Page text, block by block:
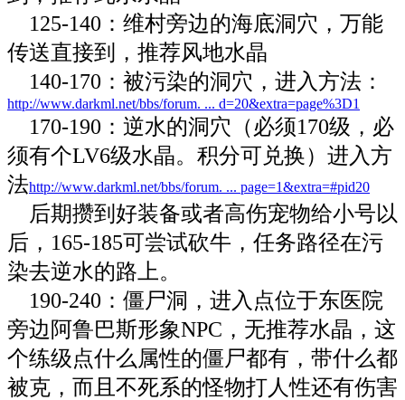
125-140：维村旁边的海底洞穴，万能
传送直接到，推荐风地水晶
140-170：被污染的洞穴，进入方法：
http://www.darkml.net/bbs/forum. ... d=20&extra=page%3D1
170-190： 逆水的洞穴（必须170级，必
须有个LV6级水晶。积分可兑换）进入方
法http://www.darkml.net/bbs/forum. ... page=1&extra=#pid20
后期攒到好装备或者高伤宠物给小号以
后，165-185可尝试砍牛，任务路径在污
染去逆水的路上。
190-240：僵尸洞，进入点位于东医院
旁边阿鲁巴斯形象NPC，无推荐水晶，这
个练级点什么属性的僵尸都有，带什么都
被克，而且不死系的怪物打人性还有伤害